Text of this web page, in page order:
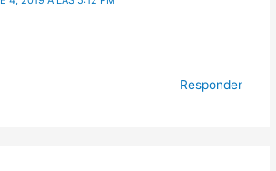
Responder